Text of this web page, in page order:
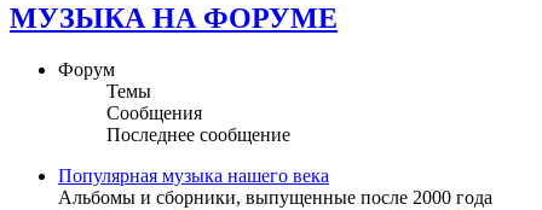
МУЗЫКА НА ФОРУМЕ
Форум
Темы
Сообщения
Последнее сообщение
Популярная музыка нашего века
Альбомы и сборники, выпущенные после 2000 года